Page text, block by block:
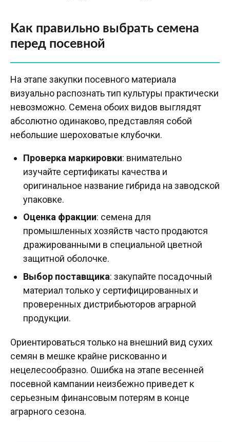
Как правильно выбрать семена
перед посевной
На этапе закупки посевного материала
визуально распознать тип культуры практически
невозможно. Семена обоих видов выглядят
абсолютно одинаково, представляя собой
небольшие шероховатые клубочки.
Проверка маркировки: внимательно
изучайте сертификаты качества и
оригинальное название гибрида на заводской
упаковке.
Оценка фракции: семена для
промышленных хозяйств часто продаются
дражированными в специальной цветной
защитной оболочке.
Выбор поставщика: закупайте посадочный
материал только у сертифицированных и
проверенных дистрибьюторов аграрной
продукции.
Ориентироваться только на внешний вид сухих
семян в мешке крайне рискованно и
нецелесообразно. Ошибка на этапе весенней
посевной кампании неизбежно приведет к
серьезным финансовым потерям в конце
аграрного сезона.